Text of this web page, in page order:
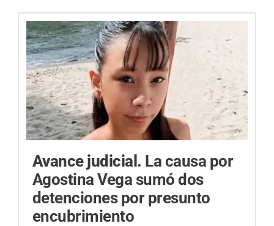
Avance judicial. La causa por
Agostina Vega sumó dos
detenciones por presunto
encubrimiento